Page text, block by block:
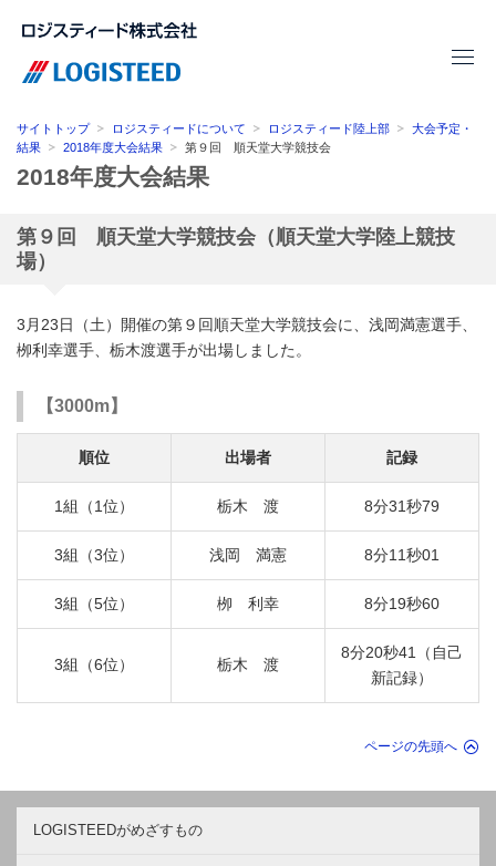
サイトトップ ロジスティードについて ロジスティード陸上部
大会予定・
結果
2018年度大会結果 第９回 順天堂大学競技会
2018年度大会結果
第９回 順天堂大学競技会（順天堂大学陸上競技
場）
3月23日（土）開催の第９回順天堂大学競技会に、浅岡満憲選手、
栁利幸選手、栃木渡選手が出場しました。
【3000m】
順位 出場者 記録
1組（1位） 栃木 渡 8分31秒79
3組（3位） 浅岡 満憲 8分11秒01
3組（5位） 栁 利幸 8分19秒60
3組（6位） 栃木 渡
8分20秒41（自己
新記録）
ページの先頭へ
LOGISTEEDがめざすもの